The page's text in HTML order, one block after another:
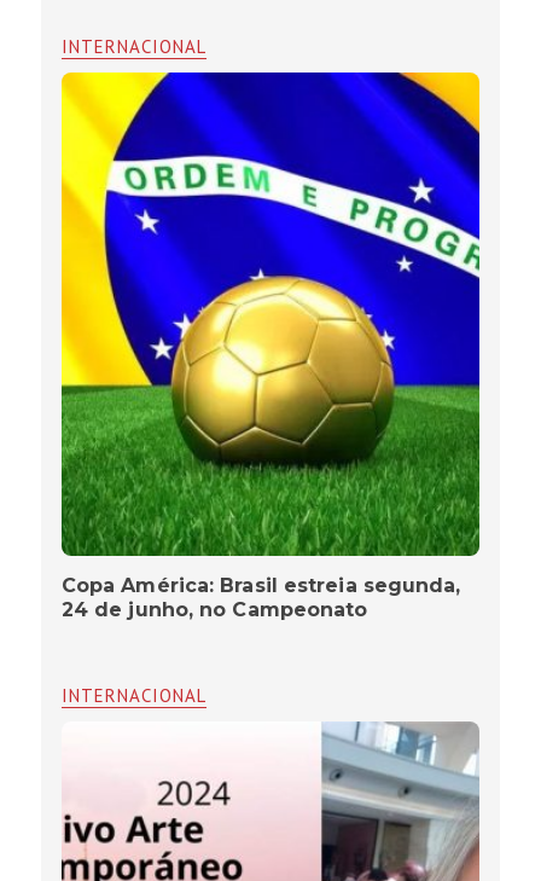
INTERNACIONAL
Copa América: Brasil estreia segunda,
24 de junho, no Campeonato
INTERNACIONAL